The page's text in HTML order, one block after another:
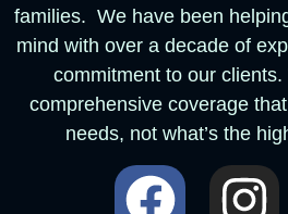
families. We have been
mind with over a decade of
commitment to our
comprehensive coverage
needs, not what’s the